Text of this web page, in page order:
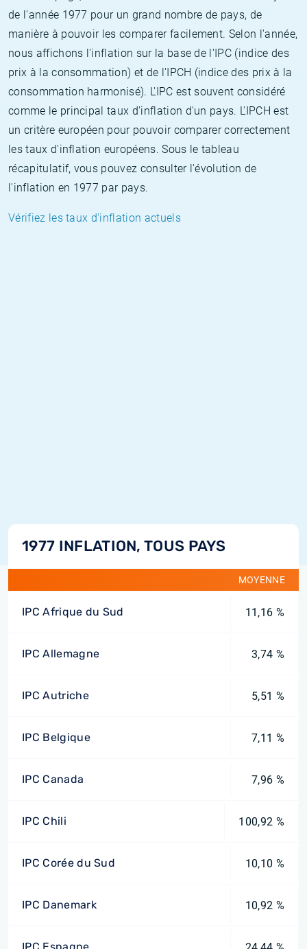
de l'année 1977 pour un grand nombre de pays, de
manière à pouvoir les comparer facilement. Selon l'année,
nous affichons l'inflation sur la base de l'IPC (indice des
prix à la consommation) et de l'IPCH (indice des prix à la
consommation harmonisé). L'IPC est souvent considéré
comme le principal taux d'inflation d'un pays. L'IPCH est
un critère européen pour pouvoir comparer correctement
les taux d'inflation européens. Sous le tableau
récapitulatif, vous pouvez consulter l'évolution de
l'inflation en 1977 par pays.
Vérifiez les taux d'inflation actuels
1977 INFLATION, TOUS PAYS
MOYENNE
IPC Afrique du Sud 11,16 %
IPC Allemagne 3,74 %
IPC Autriche 5,51 %
IPC Belgique 7,11 %
IPC Canada 7,96 %
IPC Chili 100,92 %
IPC Corée du Sud 10,10 %
IPC Danemark 10,92 %